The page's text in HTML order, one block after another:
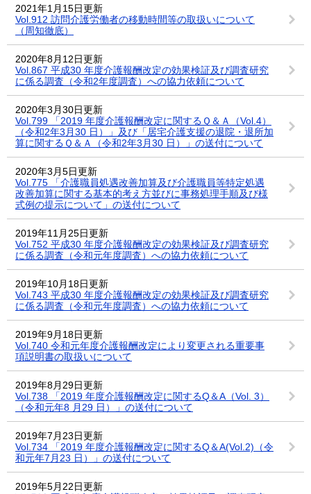
2021年1月15日更新
Vol.912 訪問介護労働者の移動時間等の取扱いについて
（周知徹底）
2020年8月12日更新
Vol.867 平成30 年度介護報酬改定の効果検証及び調査研究
に係る調査（令和2年度調査）への協力依頼について
2020年3月30日更新
Vol.799 「2019 年度介護報酬改定に関するＱ＆Ａ（Vol.4）
（令和2年3月30 日）」及び「居宅介護支援の退院・退所加
算に関するＱ＆Ａ（令和2年3月30 日）」の送付について
2020年3月5日更新
Vol.775 「介護職員処遇改善加算及び介護職員等特定処遇
改善加算に関する基本的考え方並びに事務処理手順及び様
式例の提示について」の送付について
2019年11月25日更新
Vol.752 平成30 年度介護報酬改定の効果検証及び調査研究
に係る調査（令和元年度調査）への協力依頼について
2019年10月18日更新
Vol.743 平成30 年度介護報酬改定の効果検証及び調査研究
に係る調査（令和元年度調査）への協力依頼について
2019年9月18日更新
Vol.740 令和元年度介護報酬改定により変更される重要事
項説明書の取扱いについて
2019年8月29日更新
Vol.738 「2019 年度介護報酬改定に関するQ＆A（Vol. 3）
（令和元年8 月29 日）」の送付について
2019年7月23日更新
Vol.734 「2019 年度介護報酬改定に関するQ＆A(Vol.2)（令
和元年7月23 日）」の送付について
2019年5月22日更新